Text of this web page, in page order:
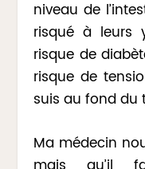
niveau de
risqué à leurs
risque de
risque de
suis au fond du
Ma médecin